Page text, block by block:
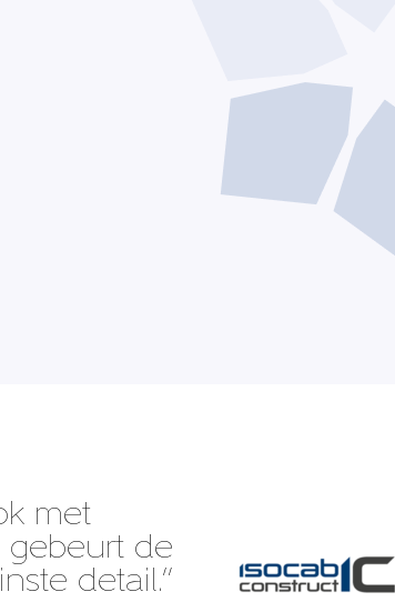
met
gebeurt de
detail.”